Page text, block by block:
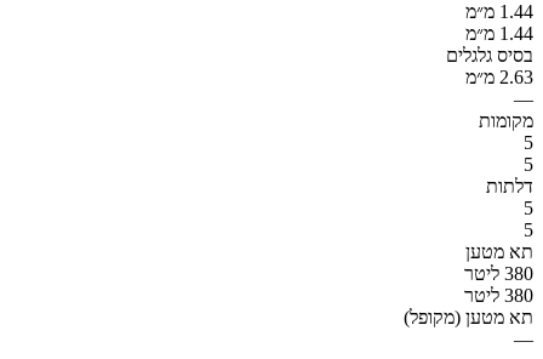
1.44 מ״מ
1.44 מ״מ
בסיס גלגלים
2.63 מ״מ
—
מקומות
5
5
דלתות
5
5
תא מטען
380 ליטר
380 ליטר
תא מטען (מקופל)
—